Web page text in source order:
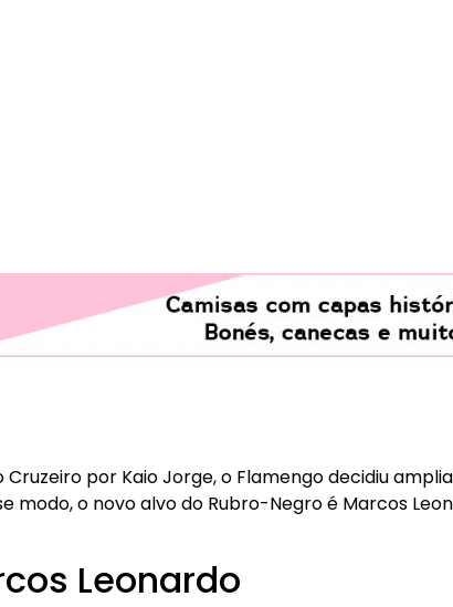
por Kaio Jorge, o Flamengo decidiu
modo, o novo alvo do Rubro-Negro é Marcos
Leonardo